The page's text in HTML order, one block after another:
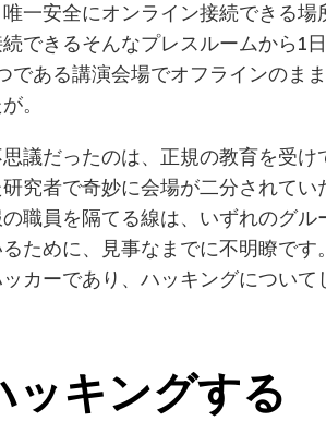
一安全にオンライン接続できる
続できるそんなプレスルームから1
である講演会場でオフラインのま
。
議だったのは、正規の教育を受
究者で奇妙に会場が二分されて
職員を隔てる線は、いずれのグ
ために、見事なまでに不明瞭で
カーであり、ハッキングについ
ッキングする